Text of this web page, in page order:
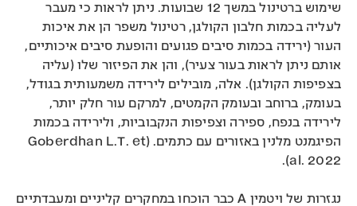
שימוש ברטינול במשך 12 שבועות. ניתן לראות כי מעבר
לעליה בכמות חלבון הקולגן, רטינול משפר הן את איכות
העור (ירידה בכמות סיבים פגועים והופעת סיבים איכותיים,
אותם ניתן לראות בעור צעיר), והן את הפיזור שלו (עליה
בצפיפות הקולגן). אלה, מובילים לירידה משמעותית בגודל,
בעומק, ברוחב ובעומק הקמטים, למרקם עור חלק יותר,
לירידה בנפח, ספירה וצפיפות הנקבוביות, ולירידה בכמות
הפיגמנט מלנין באזורים עם כתמים. (Goberdhan L.T. et
al. 2022).
נגזרות של ויטמין A כבר הוכחו במחקרים קליניים ומעבדתיים